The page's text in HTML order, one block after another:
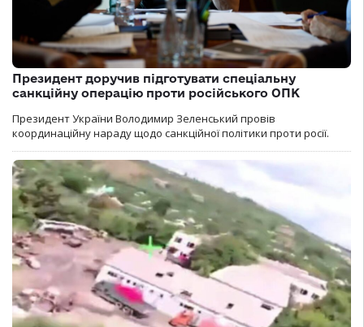
Президент доручив підготувати спеціальну
санкційну операцію проти російського ОПК
Президент України Володимир Зеленський провів
координаційну нараду щодо санкційної політики проти росії.